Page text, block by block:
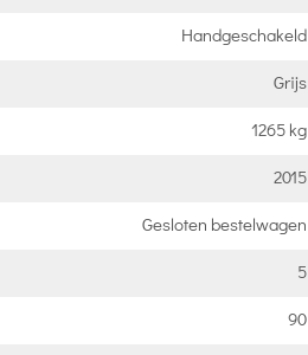
Handgeschakeld
Grijs
1265 kg
2015
Gesloten bestelwagen
5
90